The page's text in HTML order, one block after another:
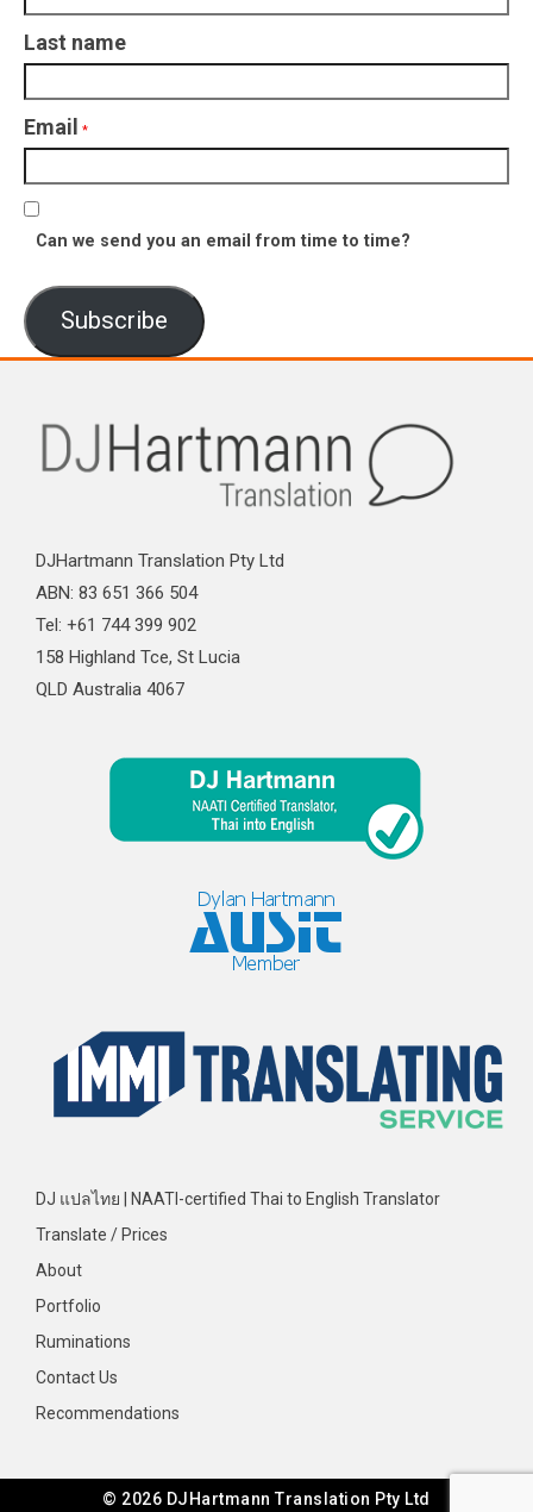
Last name
Email *
Can we send you an email from time to time?
Subscribe
DJHartmann Translation Pty Ltd
ABN: 83 651 366 504
Tel: +61 744 399 902
158 Highland Tce, St Lucia
QLD Australia 4067
DJ แปลไทย | NAATI-certified Thai to English Translator
Translate / Prices
About
Portfolio
Ruminations
Contact Us
Recommendations
© 2026 DJHartmann Translation Pty Ltd